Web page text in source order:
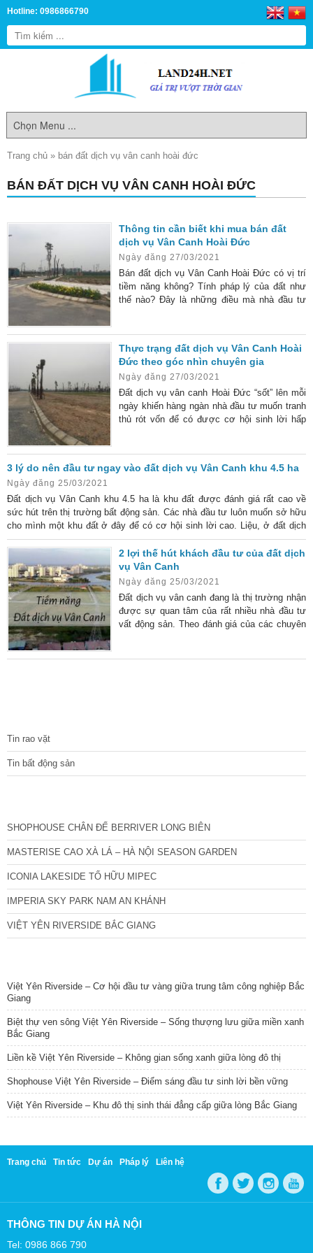
Hotline: 0986866790
Trang chủ » bán đất dịch vụ vân canh hoài đức
BÁN ĐẤT DỊCH VỤ VÂN CANH HOÀI ĐỨC
Thông tin cần biết khi mua bán đất
dịch vụ Vân Canh Hoài Đức
Ngày đăng 27/03/2021
Bán đất dịch vụ Vân Canh Hoài Đức có vị trí
tiềm năng không? Tính pháp lý của đất như
thế nào? Đây là những điều mà nhà đầu tư
trắng tiền đầu tư chỉ vì sự tắc trách này. Các
khu đất đang rao bán tại đất dịch vụ Vân
Canh Muốn mua bán đất dịch vụ Vân Canh
Hoài
Thực trạng đất dịch vụ Vân Canh Hoài
Đức theo góc nhìn chuyên gia
Ngày đăng 27/03/2021
Đất dịch vụ vân canh Hoài Đức “sốt” lên mỗi
ngày khiến hàng ngàn nhà đầu tư muốn tranh
thủ rót vốn để có được cơ hội sinh lời hấp
dưới đây để hiểu rõ hơn về vấn đề này. Thị
chưa bão hòa Theo đánh giá chung thì giá đất
dịch vụ
3 lý do nên đầu tư ngay vào đất dịch vụ Vân Canh khu 4.5 ha
Ngày đăng 25/03/2021
Đất dịch vụ Vân Canh khu 4.5 ha là khu đất được đánh giá rất cao về
sức hút trên thị trường bất động sản. Các nhà đầu tư luôn muốn sở hữu
cho mình một khu đất ở đây để có cơ hội sinh lời cao. Liệu, ở đất dịch
vụ khu 4.5 ha tại Vân Canh này có gì HOT? Đất dịch vụ Vân Canh khu
4.5 ha có vị trí tiện lợi Đất dịch vụ khu 4.5 ha vân canh nằm ngay giữa
đường vành đai 3.5 và
2 lợi thế hút khách đầu tư của đất dịch
vụ Vân Canh
Ngày đăng 25/03/2021
Đất dịch vụ vân canh đang là thị trường nhận
được sự quan tâm của rất nhiều nhà đầu tư
vất động sản. Theo đánh giá của các chuyên
Tin rao vặt
Tin bất động sản
SHOPHOUSE CHÂN ĐẾ BERRIVER LONG BIÊN
MASTERISE CAO XÀ LÁ – HÀ NỘI SEASON GARDEN
ICONIA LAKESIDE TỐ HỮU MIPEC
IMPERIA SKY PARK NAM AN KHÁNH
VIỆT YÊN RIVERSIDE BẮC GIANG
Việt Yên Riverside – Cơ hội đầu tư vàng giữa trung tâm công nghiệp Bắc
Giang
Biệt thự ven sông Việt Yên Riverside – Sống thượng lưu giữa miền xanh
Bắc Giang
Liền kề Việt Yên Riverside – Không gian sống xanh giữa lòng đô thị
Shophouse Việt Yên Riverside – Điểm sáng đầu tư sinh lời bền vững
Việt Yên Riverside – Khu đô thị sinh thái đẳng cấp giữa lòng Bắc Giang
Trang chủ Tin tức Dự án Pháp lý Liên hệ
THÔNG TIN DỰ ÁN HÀ NỘI
Tel: 0986 866 790